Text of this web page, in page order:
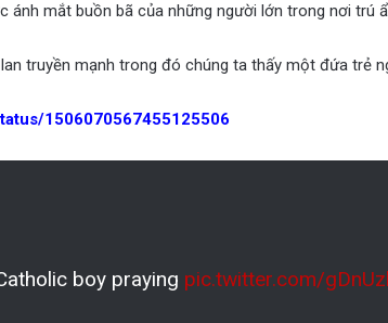
ánh mắt buồn bã của những người lớn trong nơi trú
truyền mạnh trong đó chúng ta thấy một đứa trẻ
1506070567455125506
boy praying pic.twitter.com/